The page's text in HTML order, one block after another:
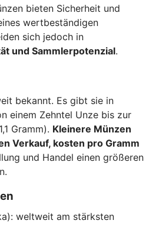
bieten Sicherheit und
wertbeständigen
sich jedoch in
und Sammlerpotenzial.
bekannt. Es gibt sie in
einem Zehntel Unze bis zur
Gramm). Kleinere Münzen
Verkauf, kosten pro Gramm
und Handel einen größeren
weltweit am stärksten